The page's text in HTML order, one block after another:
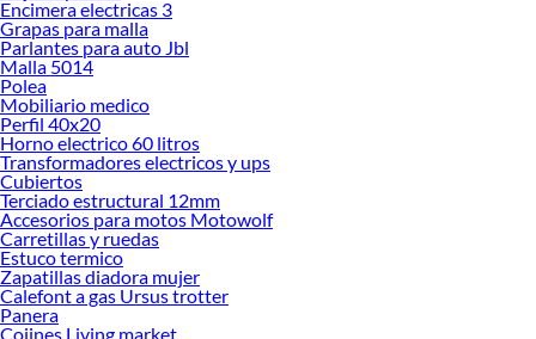
Dispensadores en Sodimac. Encuentra todo lo necesario para tus proyectos de
renovación y decoración. ¡Visítanos y haz tus ideas realidad!
Encimera electricas 3
Grapas para malla
Parlantes para auto Jbl
Malla 5014
Polea
Mobiliario medico
Perfil 40x20
Horno electrico 60 litros
Transformadores electricos y ups
Cubiertos
Terciado estructural 12mm
Accesorios para motos Motowolf
Carretillas y ruedas
Estuco termico
Zapatillas diadora mujer
Calefont a gas Ursus trotter
Panera
Cojines Living market